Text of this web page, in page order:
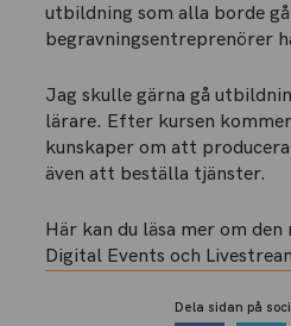
utbildning som alla borde
begravningsentreprenörer
Jag skulle gärna gå
lärare. Efter kursen
kunskaper om att
även att beställa tjänster.
Här kan du läsa mer om den
Digital Events och
Dela sidan på